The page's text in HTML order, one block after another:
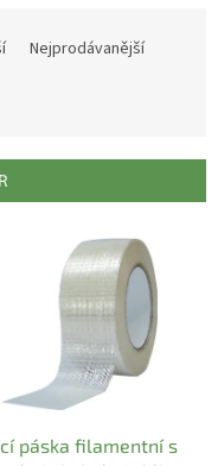
Nejprodávanější
páska filamentní s